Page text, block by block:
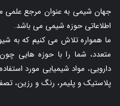
جهان شیمی به عنوان مرجع علمی
اطلاعاتی حوزه شیمی می باشد.
ما همواره تلاش می کنیم که به
متعدد، شما را با حوزه هایی
دارویی، مواد شیمیایی مورد
پلاستیک و پلیمر، رنگ و رزین،